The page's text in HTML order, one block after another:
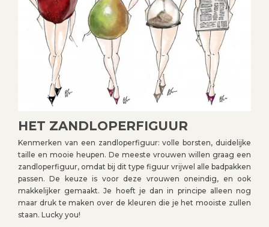
HET ZANDLOPERFIGUUR
Kenmerken van een zandloperfiguur: volle borsten, duidelijke
taille en mooie heupen. De meeste vrouwen willen graag een
zandloperfiguur, omdat bij dit type figuur vrijwel alle badpakken
passen. De keuze is voor deze vrouwen oneindig, en ook
makkelijker gemaakt. Je hoeft je dan in principe alleen nog
maar druk te maken over de kleuren die je het mooiste zullen
staan. Lucky you!